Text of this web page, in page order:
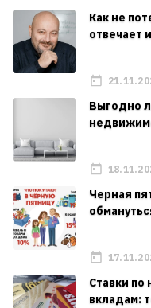
Как не
отвечает
Выгодно
Черная
Ставки по
вкладам: